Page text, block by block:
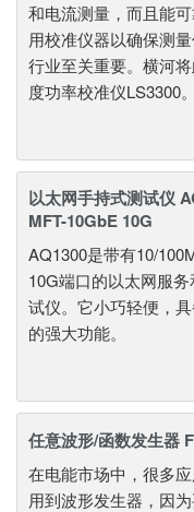
和电流测量，而且能
用校准仪器以确保测
行业至关重要。横河
度功率校准仪LS3300。
以太网手持式测试仪
MFT-10GbE 10G
AQ1300是带有10/
10G端口的以太网服
试仪。它小巧轻便，
的强大功能。
任意波形/函数发生器
在电能市场中，很多
用到波形发生器，因